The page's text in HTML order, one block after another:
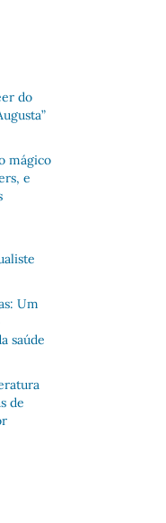
do
mágico
e
Um
saúde
de